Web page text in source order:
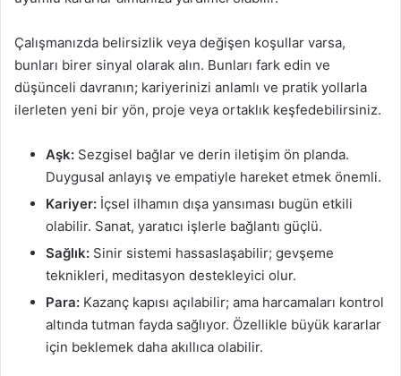
Çalışmanızda belirsizlik veya değişen koşullar varsa,
bunları birer sinyal olarak alın. Bunları fark edin ve
düşünceli davranın; kariyerinizi anlamlı ve pratik yollarla
ilerleten yeni bir yön, proje veya ortaklık keşfedebilirsiniz.
Aşk: Sezgisel bağlar ve derin iletişim ön planda.
Duygusal anlayış ve empatiyle hareket etmek önemli.
Kariyer: İçsel ilhamın dışa yansıması bugün etkili
olabilir. Sanat, yaratıcı işlerle bağlantı güçlü.
Sağlık: Sinir sistemi hassaslaşabilir; gevşeme
teknikleri, meditasyon destekleyici olur.
Para: Kazanç kapısı açılabilir; ama harcamaları kontrol
altında tutman fayda sağlıyor. Özellikle büyük kararlar
için beklemek daha akıllıca olabilir.